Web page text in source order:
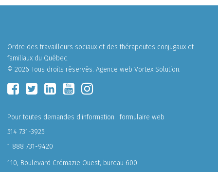
Ordre des travailleurs sociaux et des thérapeutes conjugaux et
familiaux du Québec.
© 2026 Tous droits réservés. Agence web Vortex Solution.
Pour toutes demandes d'information :formulaire web
514 731-3925
1 888 731-9420
110, Boulevard Crémazie Ouest, bureau 600